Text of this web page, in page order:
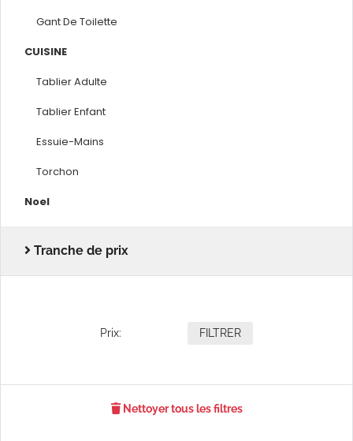
Gant De Toilette
CUISINE
Tablier Adulte
Tablier Enfant
Essuie-Mains
Torchon
Noel
Tranche de prix
Prix: FILTRER
Nettoyer tous les filtres